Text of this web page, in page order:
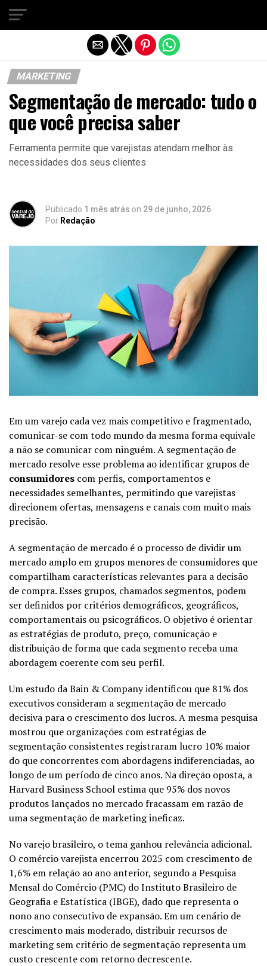
MARKETING
Segmentação de mercado: tudo o
que você precisa saber
Ferramenta permite que varejistas atendam melhor às
necessidades dos seus clientes
Publicado 1 mês atrás on 29 de junho, 2026
Por Redação
Em um varejo cada vez mais competitivo e fragmentado,
comunicar-se com todo mundo da mesma forma equivale
a não se comunicar com ninguém. A segmentação de
mercado resolve esse problema ao identificar grupos de
consumidores com perfis, comportamentos e
necessidades semelhantes, permitindo que varejistas
direcionem ofertas, mensagens e canais com muito mais
precisão.
A segmentação de mercado é o processo de dividir um
mercado amplo em grupos menores de consumidores que
compartilham características relevantes para a decisão
de compra. Esses grupos, chamados segmentos, podem
ser definidos por critérios demográficos, geográficos,
comportamentais ou psicográficos. O objetivo é orientar
as estratégias de produto, preço, comunicação e
distribuição de forma que cada segmento receba uma
abordagem coerente com seu perfil.
Um estudo da Bain & Company identificou que 81% dos
executivos consideram a segmentação de mercado
decisiva para o crescimento dos lucros. A mesma pesquisa
mostrou que organizações com estratégias de
segmentação consistentes registraram lucro 10% maior
do que concorrentes com abordagens indiferenciadas, ao
longo de um período de cinco anos. Na direção oposta, a
Harvard Business School estima que 95% dos novos
produtos lançados no mercado fracassam em razão de
uma segmentação de marketing ineficaz.
No varejo brasileiro, o tema ganhou relevância adicional.
O comércio varejista encerrou 2025 com crescimento de
1,6% em relação ao ano anterior, segundo a Pesquisa
Mensal do Comércio (PMC) doInstituto Brasileiro de
Geografia e Estatística (IBGE), dado que representa o
nono ano consecutivo de expansão. Em um cenário de
crescimento mais moderado, distribuir recursos de
marketing sem critério de segmentação representa um
custo crescente com retorno decrescente.